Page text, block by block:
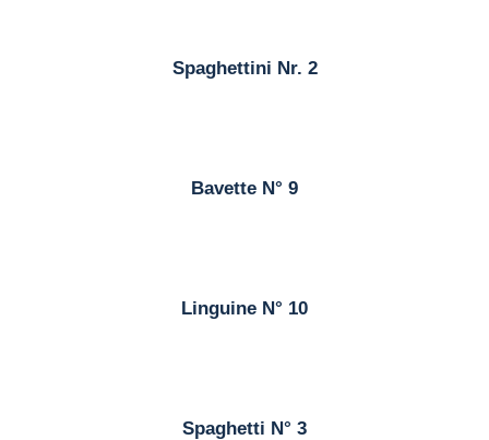
Spaghettini Nr. 2
Bavette N° 9
Linguine N° 10
Spaghetti N° 3